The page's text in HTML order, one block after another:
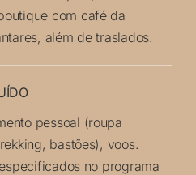
com café da
além de traslados.
pessoal (roupa
bastões), voos.
no programa